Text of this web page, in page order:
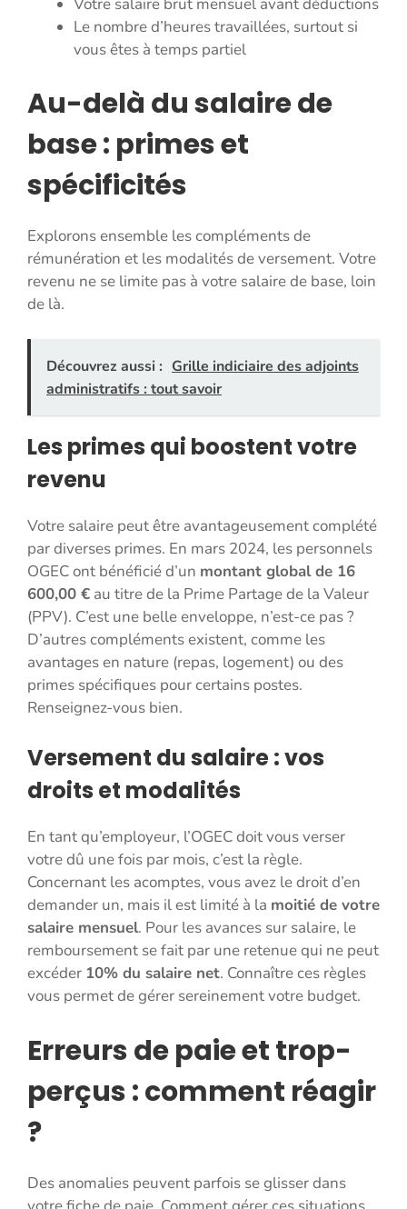
Le nombre d’heures travaillées, surtout si
vous êtes à temps partiel
Au-delà du salaire de
base : primes et
spécificités
Explorons ensemble les compléments de
rémunération et les modalités de versement. Votre
revenu ne se limite pas à votre salaire de base, loin
de là.
Découvrez aussi : Grille indiciaire des adjoints
administratifs : tout savoir
Les primes qui boostent votre
revenu
Votre salaire peut être avantageusement complété
par diverses primes. En mars 2024, les personnels
OGEC ont bénéficié d’un montant global de 16
600,00 € au titre de la Prime Partage de la Valeur
(PPV). C’est une belle enveloppe, n’est-ce pas ?
D’autres compléments existent, comme les
avantages en nature (repas, logement) ou des
primes spécifiques pour certains postes.
Renseignez-vous bien.
Versement du salaire : vos
droits et modalités
En tant qu’employeur, l’OGEC doit vous verser
votre dû une fois par mois, c’est la règle.
Concernant les acomptes, vous avez le droit d’en
demander un, mais il est limité à la moitié de votre
salaire mensuel. Pour les avances sur salaire, le
remboursement se fait par une retenue qui ne peut
excéder 10% du salaire net. Connaître ces règles
vous permet de gérer sereinement votre budget.
Erreurs de paie et trop-
perçus : comment réagir
?
Des anomalies peuvent parfois se glisser dans